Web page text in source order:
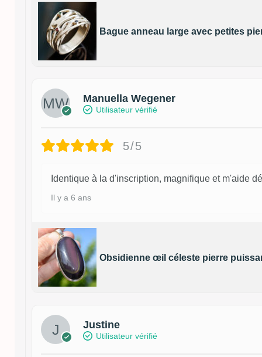
Bague anneau large avec petites
Manuella Wegener
Utilisateur vérifié
5/5
Identique à la d'inscription, magnifique et m'aide
Il y a 6 ans
Obsidienne œil céleste pierre
Justine
Utilisateur vérifié